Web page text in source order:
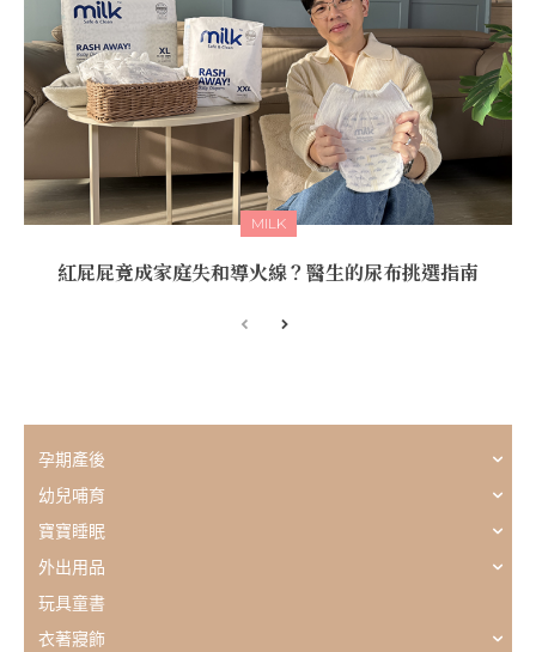
MILK
紅屁屁竟成家庭失和導火線？醫生的尿布挑選指南
孕期產後
幼兒哺育
寶寶睡眠
外出用品
玩具童書
衣著寢飾